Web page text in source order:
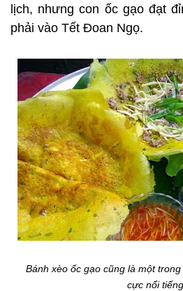
lịch, nhưng con ốc gạo đạt
phải vào Tết Đoan Ngọ.
Bánh xèo ốc gạo cũng là một
cực nổi tiếng.